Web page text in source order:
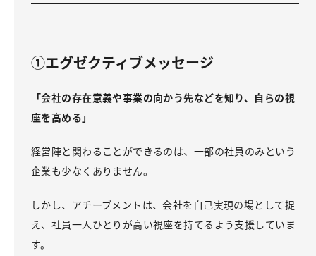
①エグゼクティブメッセージ
「会社の存在意義や事業の向かう先などを知り、自らの視
座を高める」
経営陣と関わることができるのは、一部の社員のみという
企業も少なくありません。
しかし、アチーブメントは、会社を自己実現の場として捉
え、社員一人ひとりが高い視座を持てるよう支援していま
す。